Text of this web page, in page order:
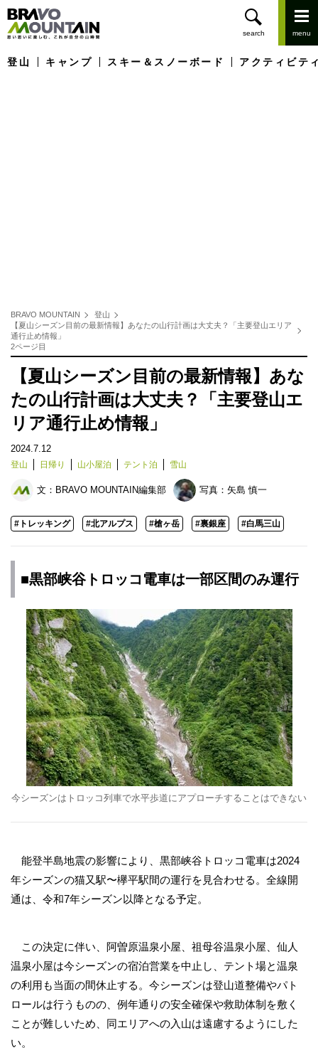
登山 キャンプ スキー＆スノーボード アクティビテ
BRAVO MOUNTAIN
登山
【夏山シーズン目前の最新情報】あなたの山行計画は大丈夫？「主要登山エリア
通行止め情報」
2ページ目
【夏山シーズン目前の最新情報】あな
たの山行計画は大丈夫？「主要登山エ
リア通行止め情報」
2024.7.12
登山 日帰り 山小屋泊 テント泊 雪山
文： BRAVO MOUNTAIN編集部 写真： 矢島 慎一
#トレッキング #北アルプス #槍ヶ岳 #裏銀座 #白馬三山
■黒部峡谷トロッコ電車は一部区間のみ運行
今シーズンはトロッコ列車で水平歩道にアプローチすることはできない
能登半島地震の影響により、黒部峡谷トロッコ電車は2024
年シーズンの猫又駅〜欅平駅間の運行を見合わせる。全線開
通は、令和7年シーズン以降となる予定。
この決定に伴い、阿曽原温泉小屋、祖母谷温泉小屋、仙人
温泉小屋は今シーズンの宿泊営業を中止し、テント場と温泉
の利用も当面の間休止する。今シーズンは登山道整備やパト
ロールは行うものの、例年通りの安全確保や救助体制を敷く
ことが難しいため、同エリアへの入山は遠慮するようにした
い。